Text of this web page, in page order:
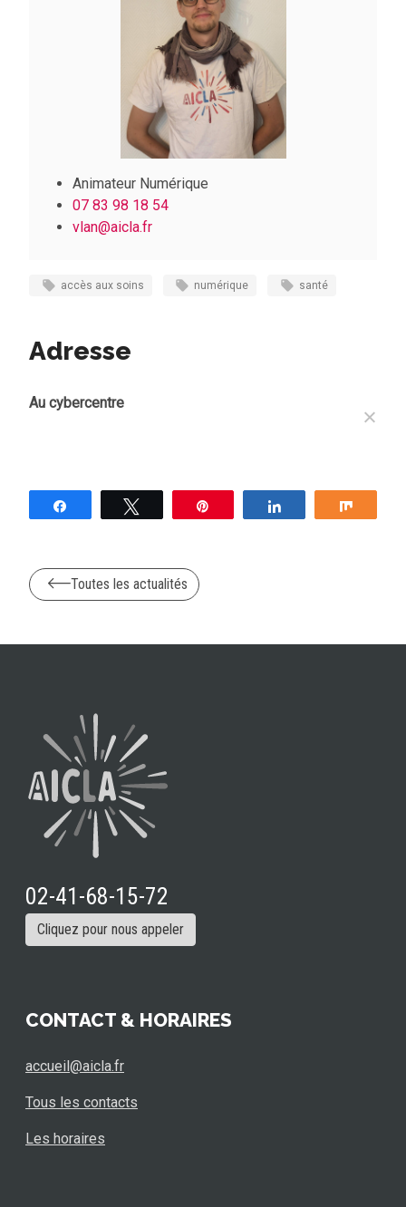
Animateur Numérique
07 83 98 18 54
vlan@aicla.fr
accès aux soins numérique santé
Adresse
Au cybercentre
Partagez
Toutes les actualités
02-41-68-15-72
Cliquez pour nous appeler
CONTACT & HORAIRES
accueil@aicla.fr
Tous les contacts
Les horaires